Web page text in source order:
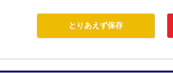
とりあえず保存